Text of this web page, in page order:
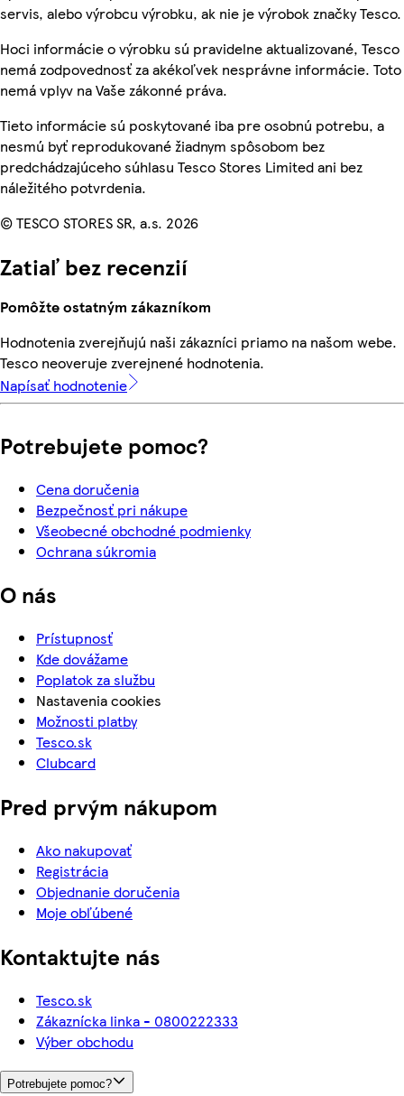
servis, alebo výrobcu výrobku, ak nie je výrobok značky Tesco.
Hoci informácie o výrobku sú pravidelne aktualizované, Tesco
nemá zodpovednosť za akékoľvek nesprávne informácie. Toto
nemá vplyv na Vaše zákonné práva.
Tieto informácie sú poskytované iba pre osobnú potrebu, a
nesmú byť reprodukované žiadnym spôsobom bez
predchádzajúceho súhlasu Tesco Stores Limited ani bez
náležitého potvrdenia.
© TESCO STORES SR, a.s. 2026
Zatiaľ bez recenzií
Pomôžte ostatným zákazníkom
Hodnotenia zverejňujú naši zákazníci priamo na našom webe.
Tesco neoveruje zverejnené hodnotenia.
Napísať hodnotenie
Potrebujete pomoc?
Cena doručenia
Bezpečnosť pri nákupe
Všeobecné obchodné podmienky
Ochrana súkromia
O nás
Prístupnosť
Kde dovážame
Poplatok za službu
Nastavenia cookies
Možnosti platby
Tesco.sk
Clubcard
Pred prvým nákupom
Ako nakupovať
Registrácia
Objednanie doručenia
Moje obľúbené
Kontaktujte nás
Tesco.sk
Zákaznícka linka - 0800222333
Výber obchodu
Potrebujete pomoc?